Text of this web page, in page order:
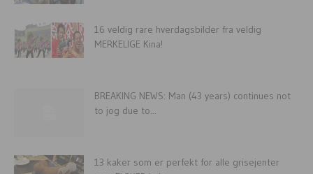
16 veldig rare hverdagsbilder fra veldig
MERKELIGE Kina!
BREAKING NEWS: Man (43 years) continues not
to jog due to...
13 kaker som er perfekt for alle grisejenter